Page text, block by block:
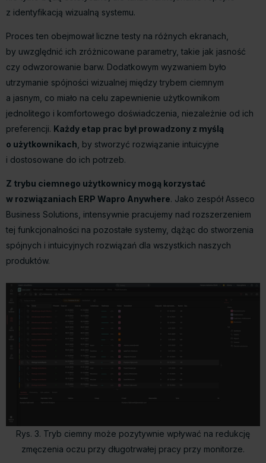
z identyfikacją wizualną systemu.
Proces ten obejmował liczne testy na różnych ekranach,
by uwzględnić ich zróżnicowane parametry, takie jak jasność
czy odwzorowanie barw. Dodatkowym wyzwaniem było
utrzymanie spójności wizualnej między trybem ciemnym
a jasnym, co miało na celu zapewnienie użytkownikom
jednolitego i komfortowego doświadczenia, niezależnie od ich
preferencji. Każdy etap prac był prowadzony z myślą
o użytkownikach , by stworzyć rozwiązanie intuicyjne
i dostosowane do ich potrzeb.
Z trybu ciemnego użytkownicy mogą korzystać
w rozwiązaniach ERP Wapro Anywhere. Jako zespół Asseco
Business Solutions, intensywnie pracujemy nad rozszerzeniem
tej funkcjonalności na pozostałe systemy, dążąc do stworzenia
spójnych i intuicyjnych rozwiązań dla wszystkich naszych
produktów.
Rys. 3. Tryb ciemny może pozytywnie wpływać na redukcję
zmęczenia oczu przy długotrwałej pracy przy monitorze.